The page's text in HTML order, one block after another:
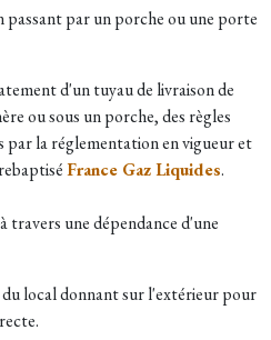
passant par un porche ou une porte
d'un tuyau de livraison de
ou sous un porche, des règles
par la réglementation en vigueur et
France Gaz Liquides.
travers une dépendance d'une
local donnant sur l'extérieur pour